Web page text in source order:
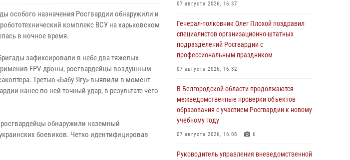
особого назначения Росгвардии обнаружили и
комплекс ВСУ на харьковском
в ночное время.
зафиксировали в небе два тяжелых
FPV-дроны, росгвардейцы воздушным
Третью «Бабу-Ягу» выявили в момент
нанес по ней точный удар, в результате чего
обнаружили наземный
боевиков. Четко идентифицировав
07 августа 2026, 16:37
Генерал-полковник Олег Плохой поздравил
специалистов организационно-штатных
подразделений Росгвардии с
профессиональным праздником
07 августа 2026, 16:32
В Белгородской области продолжаются
межведомственные проверки объектов
образования с участием Росгвардии к новому
учебному году
07 августа 2026, 16:08 6
Руководитель управления вневедомственной